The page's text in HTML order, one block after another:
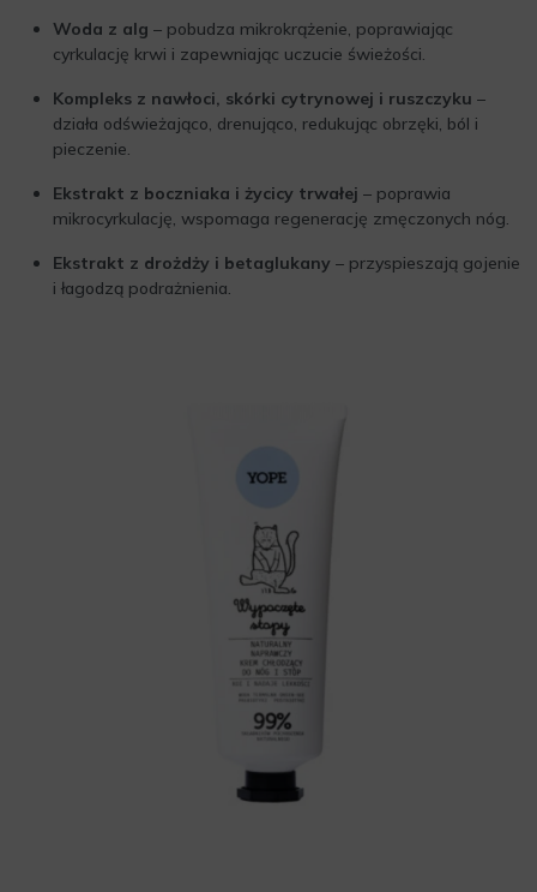
Woda z alg – pobudza mikrokrążenie, poprawiając
cyrkulację krwi i zapewniając uczucie świeżości.
Kompleks z nawłoci, skórki cytrynowej i ruszczyku –
działa odświeżająco, drenująco, redukując obrzęki, ból i
pieczenie.
Ekstrakt z boczniaka i życicy trwałej – poprawia
mikrocyrkulację, wspomaga regenerację zmęczonych nóg.
Ekstrakt z drożdży i betaglukany – przyspieszają gojenie
i łagodzą podrażnienia.